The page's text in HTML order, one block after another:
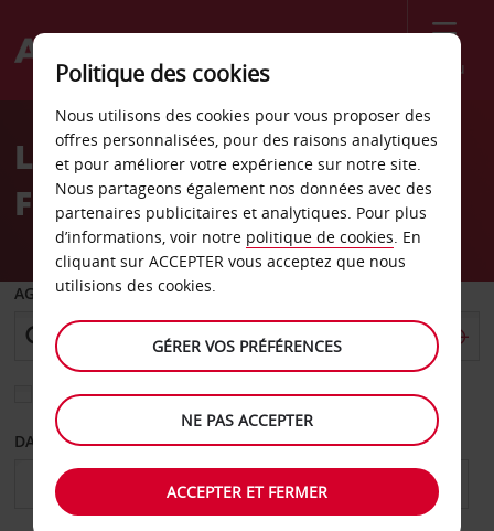
Menu
Welcome
AvisLocation de voiture
Farmingdale
AGENCE DE DÉPART
Sélectionnez une autre agence de retour
DATE DE DÉPART DATE DE RETOUR
Politique des cookies
Nous utilisons des cookies pour vous proposer des
offres personnalisées, pour des raisons analytiques
et pour améliorer votre expérience sur notre site.
Nous partageons également nos données avec des
partenaires publicitaires et analytiques. Pour plus
d’informations, voir notre politique de cookies. En
cliquant sur ACCEPTER vous acceptez que nous
utilisions des cookies.
GÉRER VOS PRÉFÉRENCES
NE PAS ACCEPTER
ACCEPTER ET FERMER